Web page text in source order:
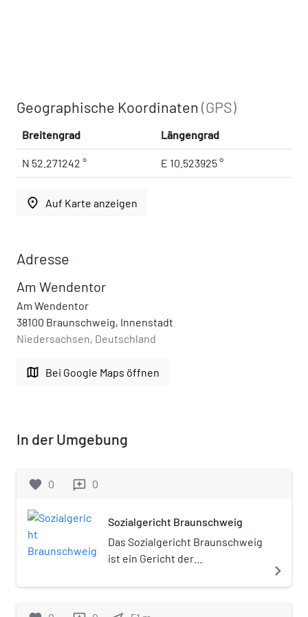
Geographische Koordinaten(GPS)
Breitengrad Längengrad
N 52.271242 ° E 10.523925 °
place Auf Karte anzeigen
Adresse
Am Wendentor
Am Wendentor
38100 Braunschweig, Innenstadt
Niedersachsen, Deutschland
map Bei Google Maps öffnen
In der Umgebung
favorite 0 reviews 0
Sozialgericht Braunschweig
Das Sozialgericht Braunschweig
ist ein Gericht der
eines von acht Sozialgerichten
navigate_next